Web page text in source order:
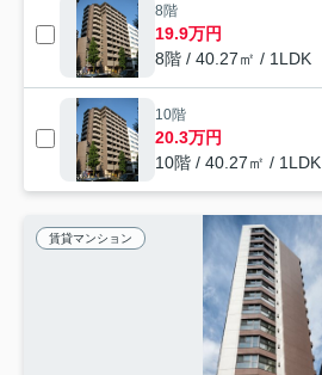
8階
19.9万円
8階 / 40.27㎡ / 1LDK
10階
20.3万円
10階 / 40.27㎡ / 1LDK
賃貸マンション